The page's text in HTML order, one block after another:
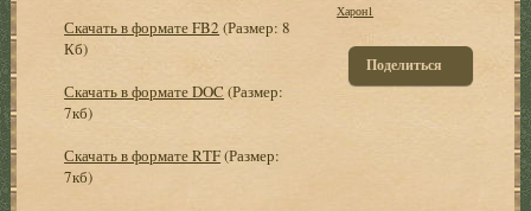
Скачать в формате FB2 (Размер: 8
Кб)
Скачать в формате DOC (Размер:
7кб)
Скачать в формате RTF(Размер:
7кб)
Харон1
Поделиться